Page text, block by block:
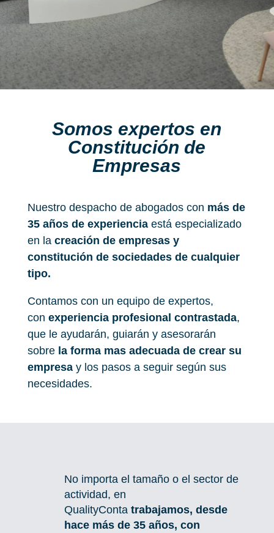
Somos expertos en
Constitución de
Empresas
Nuestro despacho de abogados con más de
35 años de experiencia está especializado
en la creación de empresas y
constitución de sociedades de cualquier
tipo.
Contamos con un equipo de expertos,
con experiencia profesional contrastada,
que le ayudarán, guiarán y asesorarán
sobre la forma mas adecuada de crear su
empresa y los pasos a seguir según sus
necesidades.
No importa el tamaño o el sector de
actividad, en
QualityConta trabajamos, desde
hace más de 35 años, con